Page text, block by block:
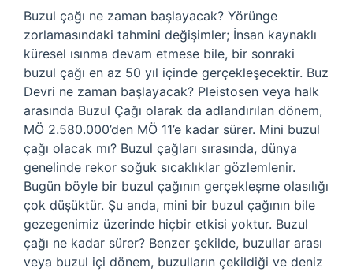
Buzul çağı ne zaman başlayacak? Yörünge
zorlamasındaki tahmini değişimler; İnsan kaynaklı
küresel ısınma devam etmese bile, bir sonraki
buzul çağı en az 50 yıl içinde gerçekleşecektir. Buz
Devri ne zaman başlayacak? Pleistosen veya halk
arasında Buzul Çağı olarak da adlandırılan dönem,
MÖ 2.580.000’den MÖ 11’e kadar sürer. Mini buzul
çağı olacak mı? Buzul çağları sırasında, dünya
genelinde rekor soğuk sıcaklıklar gözlemlenir.
Bugün böyle bir buzul çağının gerçekleşme olasılığı
çok düşüktür. Şu anda, mini bir buzul çağının bile
gezegenimiz üzerinde hiçbir etkisi yoktur. Buzul
çağı ne kadar sürer? Benzer şekilde, buzullar arası
veya buzul içi dönem, buzulların çekildiği ve deniz